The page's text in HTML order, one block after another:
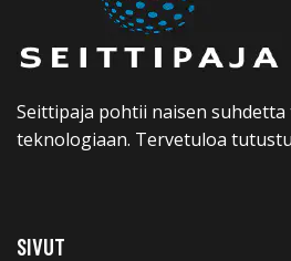
Seittipaja pohtii naisen
teknologiaan. Tervetuloa
SIVUT